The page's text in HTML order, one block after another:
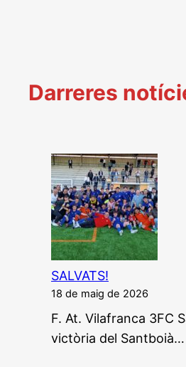
Darreres
SALVATS!
18 de maig de 2026
F. At. Vilafranca 3FC
victòria del Santboià…